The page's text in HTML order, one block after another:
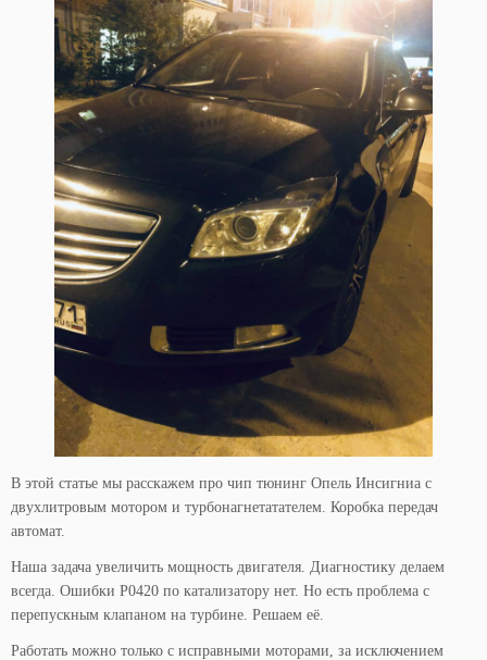
В этой статье мы расскажем про чип тюнинг Опель Инсигниа с
двухлитровым мотором и турбонагнетатателем. Коробка передач
автомат.
Наша задача увеличить мощность двигателя. Диагностику делаем
всегда. Ошибки P0420 по катализатору нет. Но есть проблема с
перепускным клапаном на турбине. Решаем её.
Работать можно только с исправными моторами, за исключением